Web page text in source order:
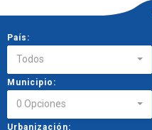
País:
Todos
Municipio:
0 Opciones
Urbanización: